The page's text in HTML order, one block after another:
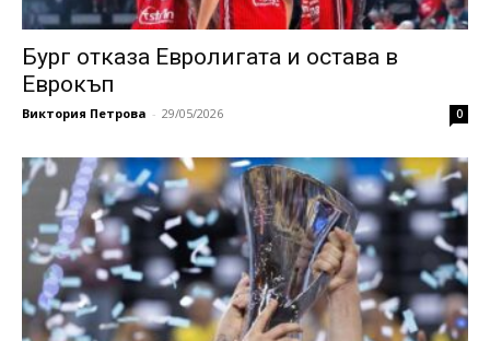
Бург отказа Евролигата и остава в
Еврокъп
Виктория Петрова - 29/05/2026 0